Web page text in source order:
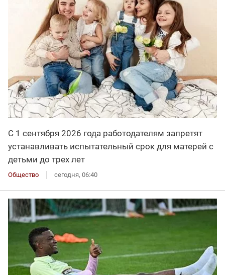
С 1 сентября 2026 года работодателям запретят
устанавливать испытательный срок для матерей с
детьми до трех лет
Общество сегодня, 06:40